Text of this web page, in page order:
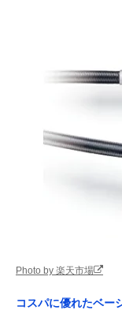
Photo by 楽天市場
コスパに優れたベー